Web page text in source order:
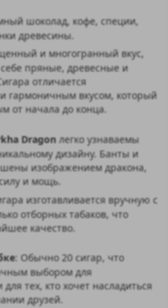
шоколад, кофе, специи,
древесины.
и многогранный вкус,
пряные, древесные и
отличается
гармоничным вкусом, который
от начала до конца.
Dragon легко узнаваемы
дизайну. Банты и
изображением дракона,
и мощь.
изготавливается вручную с
отборных табаков, что
качество.
: Обычно 20 сигар, что
выбором для
тех, кто хочет насладиться
друзей.